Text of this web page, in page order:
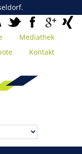
Mediathek
Kontakt